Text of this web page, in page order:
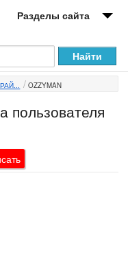
Разделы сайта
OZZYMAN
пользователя